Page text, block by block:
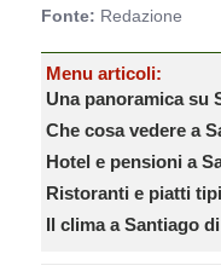
Fonte: Redazione
Menu articoli:
Una panoramica su
Che cosa vedere a
Hotel e pensioni a
Ristoranti e piatti
Il clima a Santiago